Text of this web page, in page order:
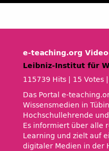
e-teaching.org
Leibniz-Institut für
115739 Hits
15 Votes
Das Portal e-
Wissensmedien in
Hochschullehrende
Es informiert über alle
Learning und zielt auf
digitaler Medien in der